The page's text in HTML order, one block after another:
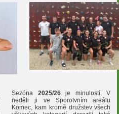
Sezóna 2025/26je minulostí. V
neděli ji ve Sporotvním areálu
Komec, kam kromě družstev všech